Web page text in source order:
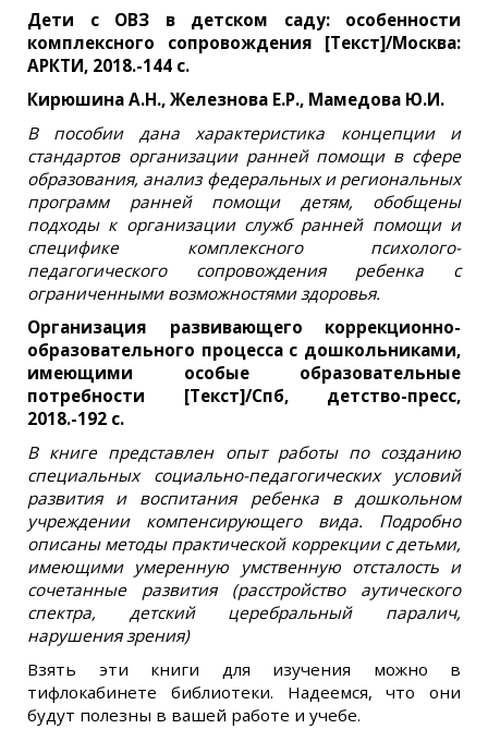
Дети с ОВЗ в детском саду: особенности
комплексного сопровождения [Текст]/Москва:
АРКТИ, 2018.-144 с.
Кирюшина А.Н., Железнова Е.Р., Мамедова Ю.И.
В пособии дана характеристика концепции и
стандартов организации ранней помощи в сфере
образования, анализ федеральных и региональных
программ ранней помощи детям, обобщены
подходы к организации служб ранней помощи и
специфике комплексного психолого-
педагогического сопровождения ребенка с
ограниченными возможностями здоровья.
Организация развивающего коррекционно-
образовательного процесса с дошкольниками,
имеющими особые образовательные
потребности [Текст]/Спб, детство-пресс,
2018.-192 с.
В книге представлен опыт работы по созданию
специальных социально-педагогических условий
развития и воспитания ребенка в дошкольном
учреждении компенсирующего вида. Подробно
описаны методы практической коррекции с детьми,
имеющими умеренную умственную отсталость и
сочетанные развития (расстройство аутического
спектра, детский церебральный паралич,
нарушения зрения)
Взять эти книги для изучения можно в
тифлокабинете библиотеки. Надеемся, что они
будут полезны в вашей работе и учебе.